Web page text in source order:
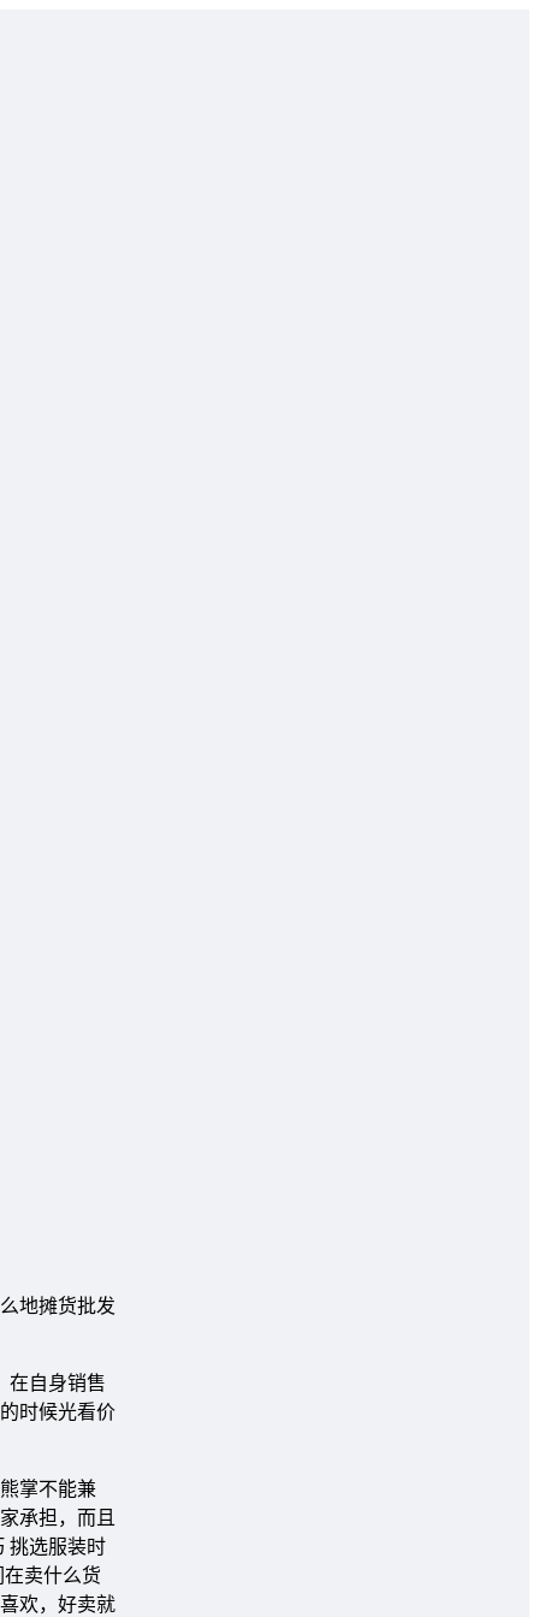
地摊货批发
在自身销售
时候光看价
掌不能兼
承担，而且
挑选服装时
卖什么货
欢，好卖就